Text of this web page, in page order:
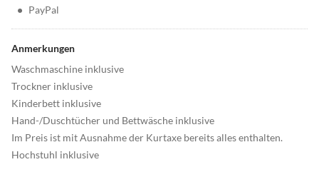
• PayPal
Anmerkungen
Waschmaschine inklusive
Trockner inklusive
Kinderbett inklusive
Hand-/Duschtücher und Bettwäsche inklusive
Im Preis ist mit Ausnahme der Kurtaxe bereits alles enthalten.
Hochstuhl inklusive